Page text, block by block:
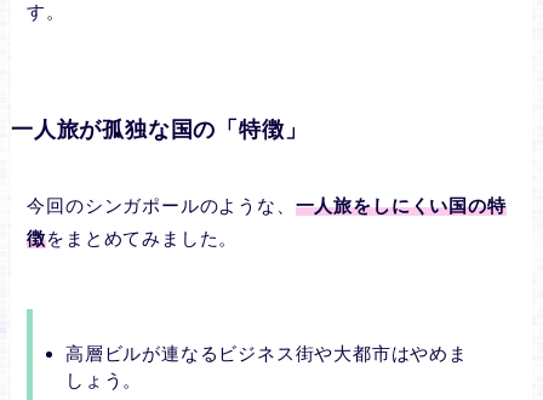
す。
一人旅が孤独な国の「特徴」
今回のシンガポールのような、 一人旅をしにくい国の特
徴をまとめてみました。
高層ビルが連なるビジネス街や大都市はやめま
しょう。